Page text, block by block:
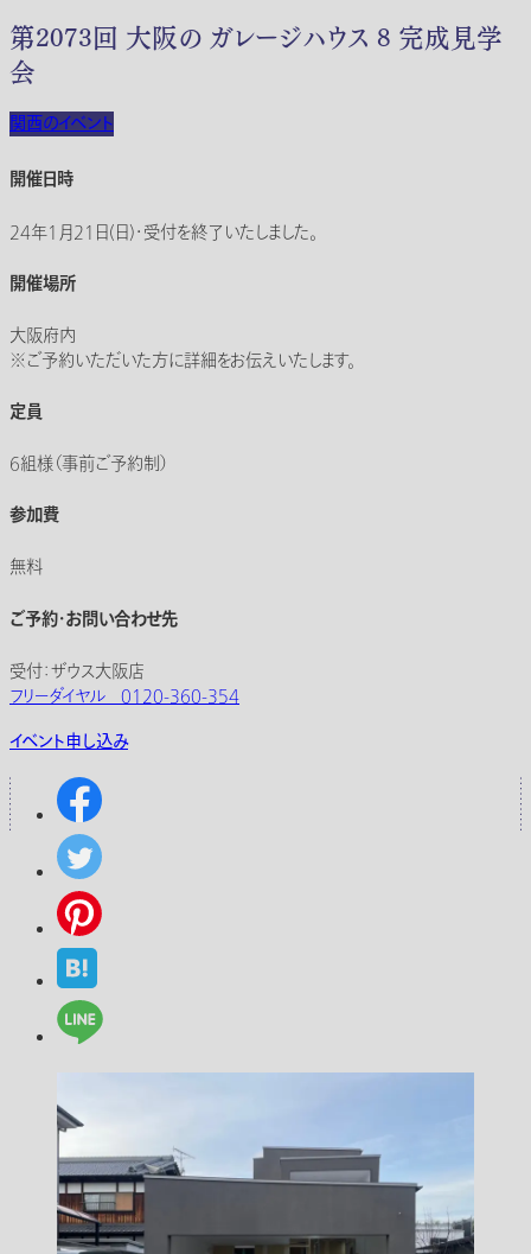
第2073回 大阪の ガレージハウス 8 完成見学
会
関西のイベント
開催日時
24年1月21日(日)・受付を終了いたしました。
開催場所
大阪府内
※ご予約いただいた方に詳細をお伝えいたします。
定員
6組様（事前ご予約制）
参加費
無料
ご予約・お問い合わせ先
受付：ザウス大阪店
フリーダイヤル 0120-360-354
イベント申し込み